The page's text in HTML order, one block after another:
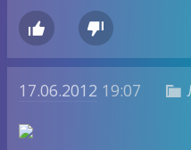
 
17.06.2012 19:07 